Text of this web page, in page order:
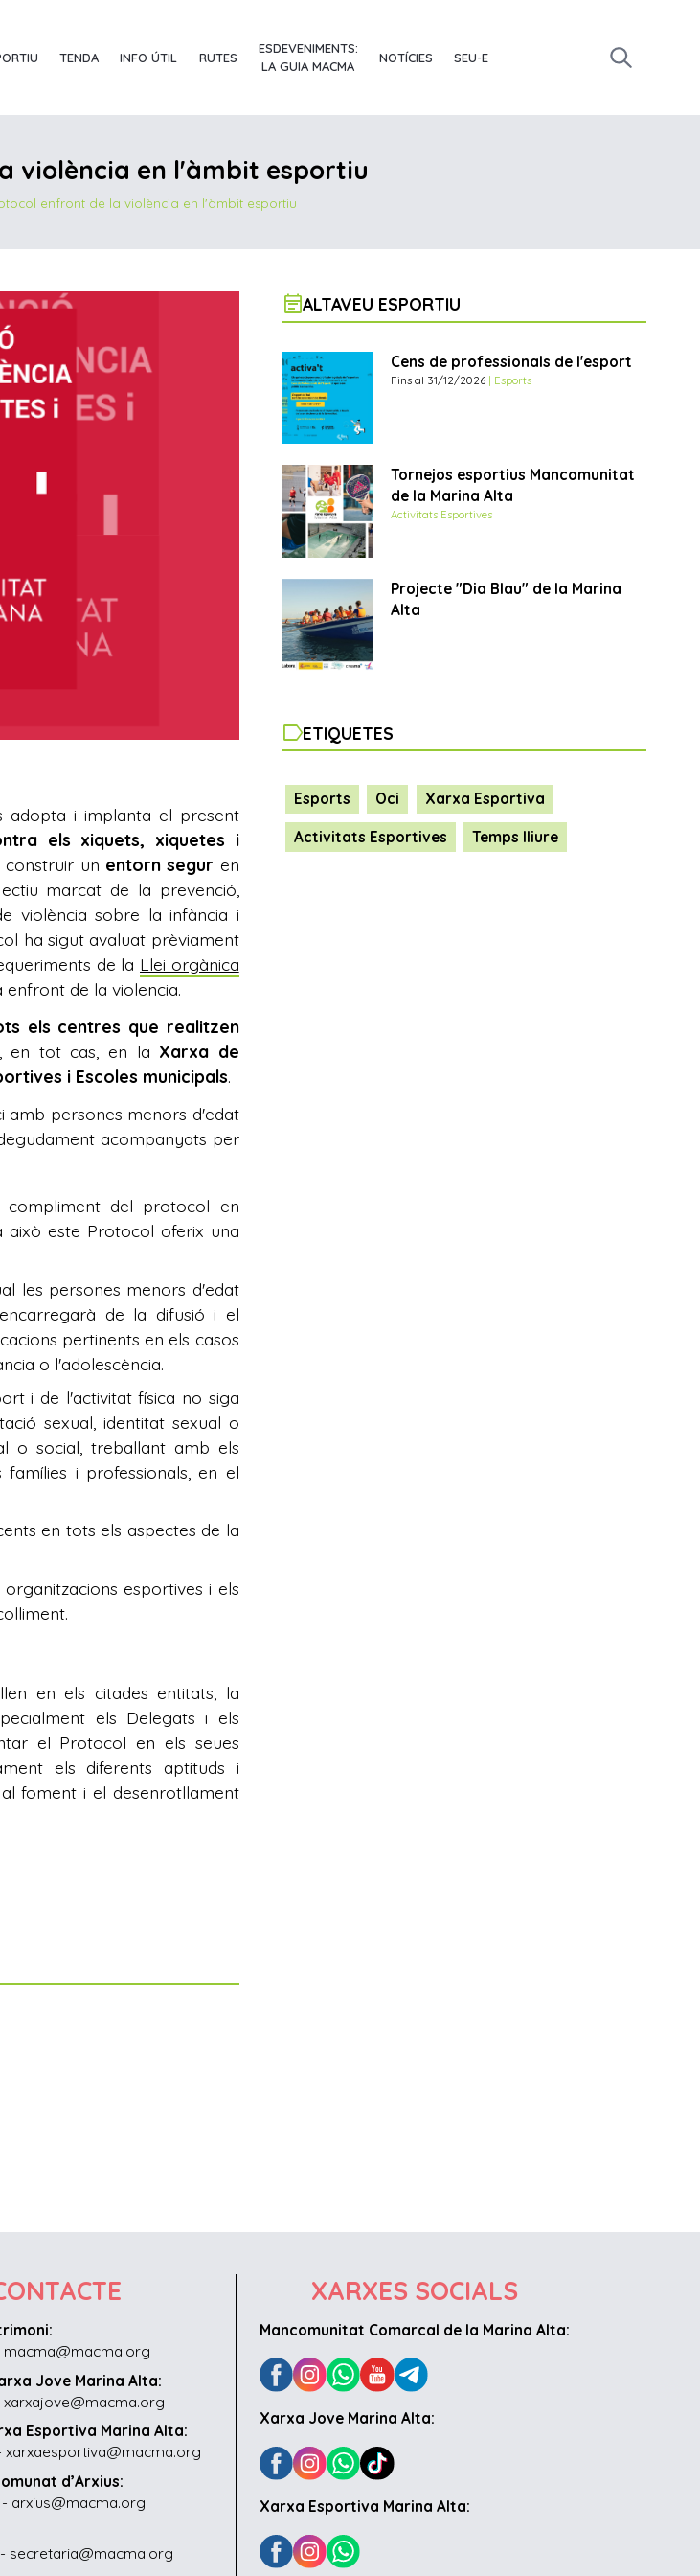
TENDA INFO ÚTIL RUTES
ESDEVENIMENTS:
LA GUIA MACMA
NOTÍCIES SEU-E
violència en l'àmbit esportiu
enfront de la violència en l'àmbit esportiu
adopta i implanta el present
els xiquets, xiquetes i
un entorn segur en
marcat de la prevenció,
violència sobre la infància i
ha sigut avaluat prèviament
de la Llei orgànica
enfront de la violencia.
els centres que realitzen
en tot cas, en la Xarxa de
i Escoles municipals.
amb persones menors d'edat
acompanyats per
compliment del protocol en
este Protocol oferix una
les persones menors d'edat
de la difusió i el
pertinents en els casos
o l'adolescència.
i de l'activitat física no siga
sexual, identitat sexual o
o social, treballant amb els
i professionals, en el
en tots els aspectes de la
esportives i els
en els citades entitats, la
els Delegats i els
el Protocol en els seues
els diferents aptituds i
foment i el desenrotllament
event_noteALTAVEU ESPORTIU
Cens de professionals de l'esport
Fins al 31/12/2026 | Esports
Tornejos esportius Mancomunitat
de la Marina Alta
Activitats Esportives
Projecte "Dia Blau" de la Marina
Alta
labelETIQUETES
Esports Oci Xarxa Esportiva
Activitats Esportives Temps lliure
macma@macma.org
Jove Marina Alta:
xarxajove@macma.org
Esportiva Marina Alta:
xarxaesportiva@macma.org
d’Arxius:
- arxius@macma.org
- secretaria@macma.org
XARXES SOCIALS
Mancomunitat Comarcal de la Marina Alta:
Xarxa Jove Marina Alta:
Xarxa Esportiva Marina Alta: